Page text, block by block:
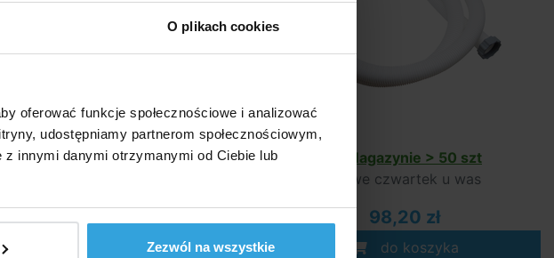
O plikach cookies
oferować funkcje społecznościowe i analizować
udostępniamy partnerom społecznościowym,
innymi danymi otrzymanymi od Ciebie lub
Zezwól na wszystkie
W Magazynie > 50 szt
23,50 zł
do koszyka
W Magazynie > 50 szt
we czwartek u was
98,20 zł
do koszyka